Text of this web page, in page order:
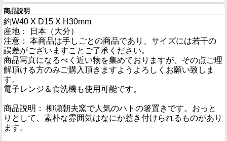
商品説明
約W40 X D15 X H30mm
産地： 日本（大分）
注意： 本商品は手しごとの商品であり、サイズには若干の
誤差がございますことご了承ください。
商品写真になるべく近い物を集めておりますが、その点ご理
解頂ける方のみご購入頂きますようよろしくお願い致しま
す。
電子レンジ＆食洗機も使用可能です。
商品説明： 柳瀬朝夫窯で人気のハトの箸置きです。おっと
りとして、素朴な雰囲気はなにか惹き付けられるものがあり
ます。